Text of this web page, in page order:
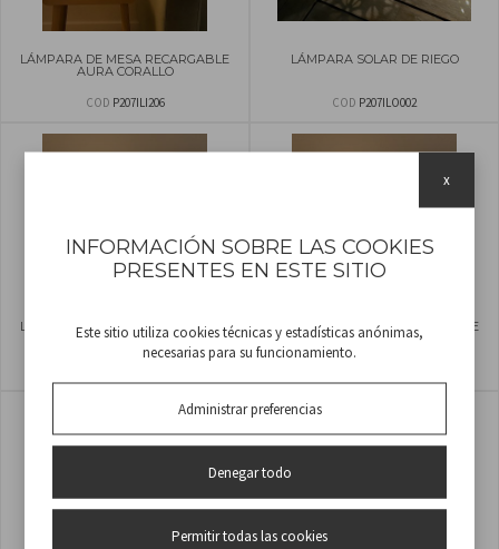
LÁMPARA DE MESA RECARGABLE
AURA CORALLO
COD P207ILI206
LÁMPARA SOLAR DE RIEGO
COD P207ILO002
LÁMPARA DE MESA RECARGABLE
AURA VANILLA
LÁMPARA DE MESA RECARGABLE
AURA MENTA
INFORMACIÓN SOBRE LAS COOKIES
PRESENTES EN ESTE SITIO
Este sitio utiliza cookies técnicas y estadísticas anónimas,
necesarias para su funcionamiento.
Administrar preferencias
Denegar todo
Permitir todas las cookies
x